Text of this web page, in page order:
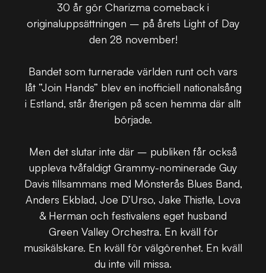
30 år gör Charizma comeback i
originaluppsättningen – på årets Light of Day
den 28 november!
Bandet som turnerade världen runt och vars
låt ”Join Hands” blev en inofficiell nationalsång
i Estland, står återigen på scen hemma där allt
började.
Men det slutar inte där – publiken får också
uppleva tvåfaldigt Grammy-nominerade Guy
Davis tillsammans med Mönsterås Blues Band,
Anders Ekblad, Joe D’Urso, Jake Thistle, Lova
& Herman och festivalens eget husband
Green Valley Orchestra. En kväll för
musikälskare. En kväll för välgörenhet. En kväll
du inte vill missa.